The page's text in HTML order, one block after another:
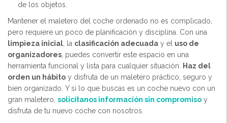
de los objetos.
Mantener el maletero del coche ordenado no es complicado,
pero requiere un poco de planificación y disciplina. Con una
limpieza inicial , la clasificación adecuada y el uso de
organizadores , puedes convertir este espacio en una
herramienta funcional y lista para cualquier situación.
Haz del
orden un hábito y disfruta de un maletero práctico, seguro y
bien organizado. Y si lo que buscas es un coche nuevo con un
gran maletero, solicítanos información sin compromiso y
disfruta de tu nuevo coche con nosotros.